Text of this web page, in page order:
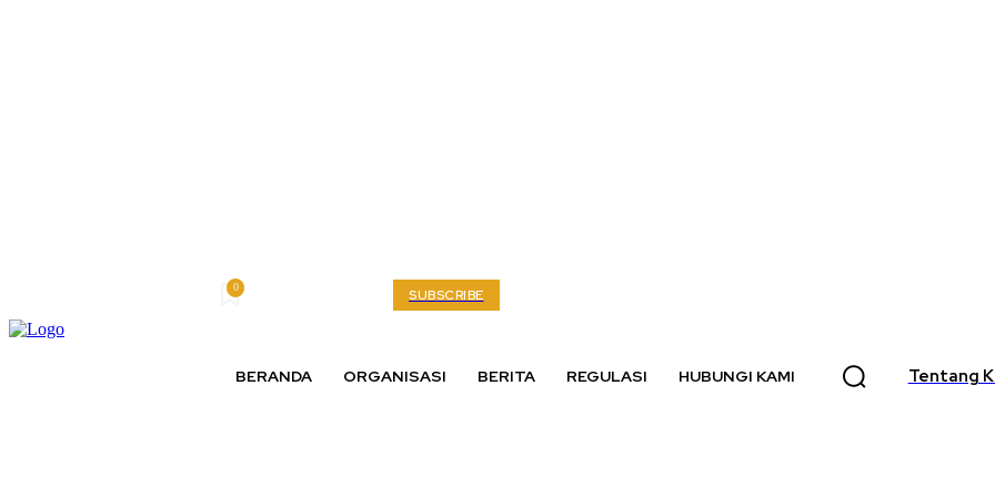
0 SUBSCRIBE
BERANDA ORGANISASI BERITA REGULASI HUBUNGI KAMI Tentang